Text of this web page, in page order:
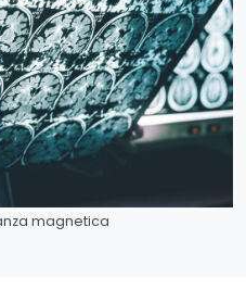
magnetica